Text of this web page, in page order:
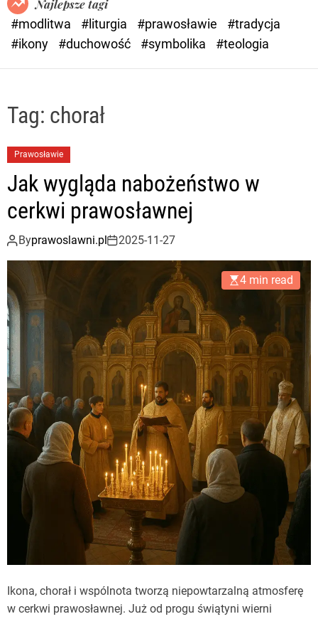
e
Najlepsze tagi
#modlitwa
#liturgia #prawosławie
#tradycja
#ikony
#duchowość #symbolika #teologia
Tag: chorał
Prawosławie
Jak wygląda nabożeństwo w
cerkwi prawosławnej
Byprawoslawni.pl 2025-11-27
4 min read
Ikona, chorał i wspólnota tworzą niepowtarzalną atmosferę
w cerkwi prawosławnej. Już od progu świątyni wierni